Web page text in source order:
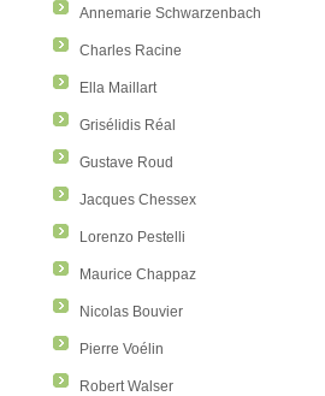
Annemarie Schwarzenbach
Charles Racine
Ella Maillart
Grisélidis Réal
Gustave Roud
Jacques Chessex
Lorenzo Pestelli
Maurice Chappaz
Nicolas Bouvier
Pierre Voélin
Robert Walser